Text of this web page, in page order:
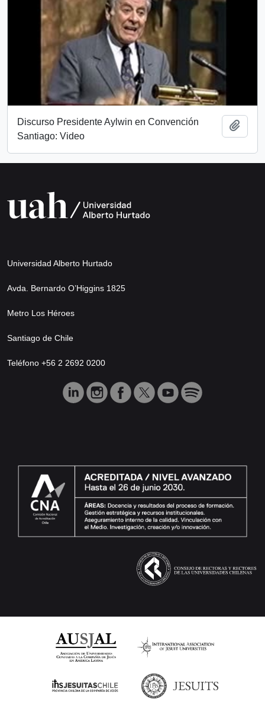
Discurso Presidente Aylwin en Convención
Santiago: Video
Universidad Alberto Hurtado
Avda. Bernardo O’Higgins 1825
Metro Los Héroes
Santiago de Chile
Teléfono +56 2 2692 0200